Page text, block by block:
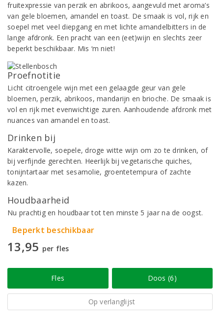
fruitexpressie van perzik en abrikoos, aangevuld met aroma’s
van gele bloemen, amandel en toast. De smaak is vol, rijk en
soepel met veel diepgang en met lichte amandelbitters in de
lange afdronk. Een pracht van een (eet)wijn en slechts zeer
beperkt beschikbaar. Mis ‘m niet!
Proefnotitie
Licht citroengele wijn met een gelaagde geur van gele
bloemen, perzik, abrikoos, mandarijn en brioche. De smaak is
vol en rijk met evenwichtige zuren. Aanhoudende afdronk met
nuances van amandel en toast.
Drinken bij
Karaktervolle, soepele, droge witte wijn om zo te drinken, of
bij verfijnde gerechten. Heerlijk bij vegetarische quiches,
tonijntartaar met sesamolie, groentetempura of zachte
kazen.
Houdbaarheid
Nu prachtig en houdbaar tot ten minste 5 jaar na de oogst.
Beperkt beschikbaar
13,95 per fles
Fles Doos (6)
Op verlanglijst